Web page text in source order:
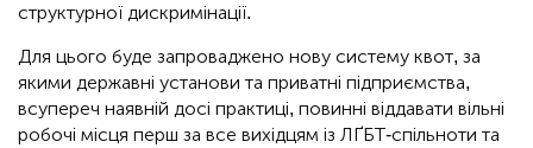
структурної дискримінації.
Для цього буде запроваджено нову систему квот, за
якими державні установи та приватні підприємства,
всупереч наявній досі практиці, повинні віддавати вільні
робочі місця перш за все вихідцям із ЛҐБТ-спільноти та